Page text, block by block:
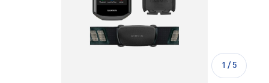
1 / di
5